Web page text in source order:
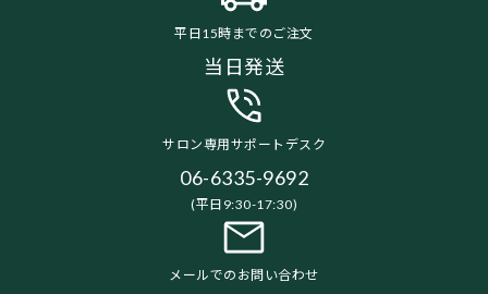
平日15時までのご注文
当日発送
サロン専用サポートデスク
06-6335-9692
(平日9:30-17:30)
メールでのお問い合わせ